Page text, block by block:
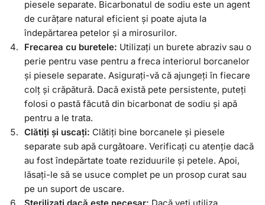
piesele separate. Bicarbonatul de sodiu este un agent
de curățare natural eficient și poate ajuta la
îndepărtarea petelor și a mirosurilor.
Frecarea cu buretele: Utilizați un burete abraziv sau o
perie pentru vase pentru a freca interiorul borcanelor
și piesele separate. Asigurați-vă că ajungeți în fiecare
colț și crăpătură. Dacă există pete persistente, puteți
folosi o pastă făcută din bicarbonat de sodiu și apă
pentru a le trata.
Clătiți și uscați: Clătiți bine borcanele și piesele
separate sub apă curgătoare. Verificați cu atenție dacă
au fost îndepărtate toate reziduurile și petele. Apoi,
lăsați-le să se usuce complet pe un prosop curat sau
pe un suport de uscare.
Sterilizați dacă este necesar: Dacă veți utiliza